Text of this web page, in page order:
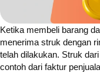
Ketika membeli barang
menerima struk dengan
telah dilakukan. Struk
contoh dari faktur